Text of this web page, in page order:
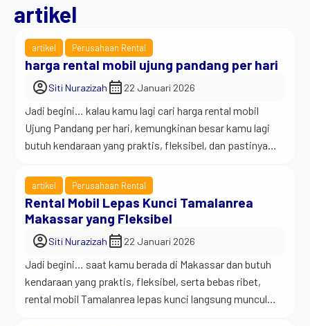
artikel
artikel Perusahaan Rental
harga rental mobil ujung pandang per hari
account_circleSiti Nurazizah calendar_month 22 Januari 2026
Jadi begini… kalau kamu lagi cari harga rental mobil
Ujung Pandang per hari, kemungkinan besar kamu lagi
butuh kendaraan yang praktis, fleksibel, dan pastinya
keluarga, atau sekadar keliling kota Makassar tanpa
harus mikir naik apa, sewa mobil masih jadi solusi paling
realistis sampai hari ini. Ujung […]
artikel Perusahaan Rental
Rental Mobil Lepas Kunci Tamalanrea
Makassar yang Fleksibel
account_circleSiti Nurazizah calendar_month 22 Januari 2026
Jadi begini… saat kamu berada di Makassar dan butuh
kendaraan yang praktis, fleksibel, serta bebas ribet,
rental mobil Tamalanrea lepas kunci langsung muncul